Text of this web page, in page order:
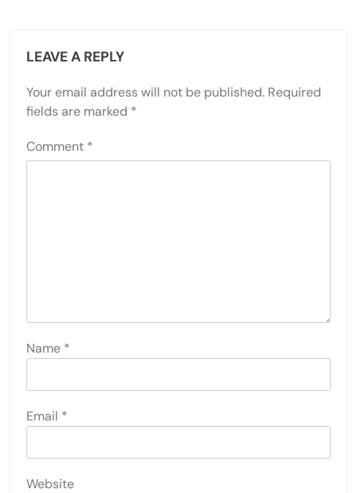
LEAVE A REPLY
Your email address will not be published. Required
fields are marked *
Comment *
Name *
Email *
Website